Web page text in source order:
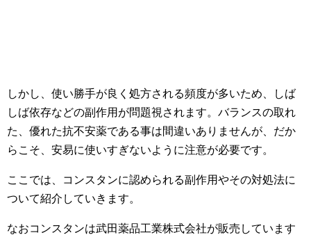
しかし、使い勝手が良く処方される頻度が多いため、しば
しば依存などの副作用が問題視されます。バランスの取れ
た、優れた抗不安薬である事は間違いありませんが、だか
らこそ、安易に使いすぎないように注意が必要です。
ここでは、コンスタンに認められる副作用やその対処法に
ついて紹介していきます。
なおコンスタンは武田薬品工業株式会社が販売しています